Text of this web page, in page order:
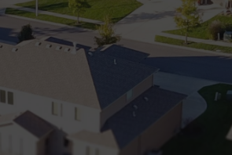
+32 (0) 2 660 50 50
Bruxelles Sud
Sambreville